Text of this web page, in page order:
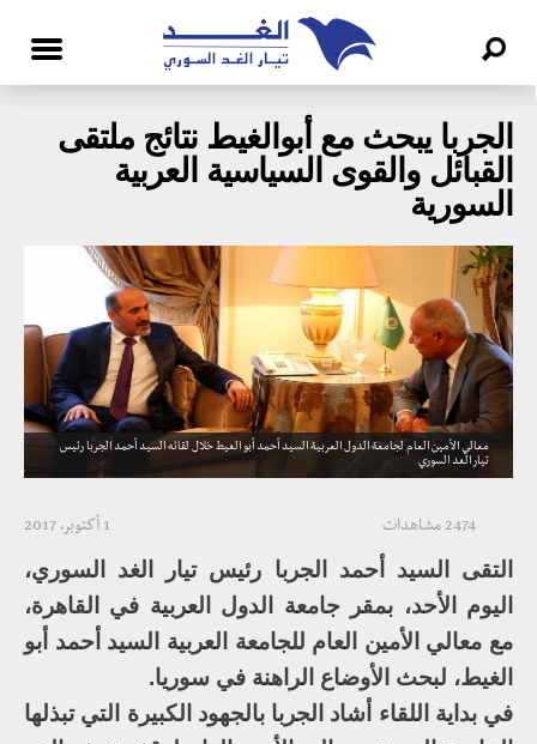
الجربا يبحث مع أبوالغيط نتائج ملتقى
القبائل والقوى السياسية العربية
السورية
معالي الأمين العام لجامعة الدول العربية السيد أحمد أبو الغيط خلال لقائه السيد أحمد الجربا رئيس
تيار الغد السوري
1 أكتوبر، 2017 2474 مشاهدات
التقى السيد أحمد الجربا رئيس تيار الغد السوري،
اليوم الأحد، بمقر جامعة الدول العربية في القاهرة،
مع معالي الأمين العام للجامعة العربية السيد أحمد أبو
الغيط، لبحث الأوضاع الراهنة في سوريا.
في بداية اللقاء أشاد الجربا بالجهود الكبيرة التي تبذلها